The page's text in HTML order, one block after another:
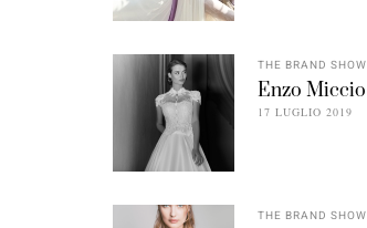
THE BRAND SHOW
Enzo Miccio
17 LUGLIO 2019
THE BRAND SHOW